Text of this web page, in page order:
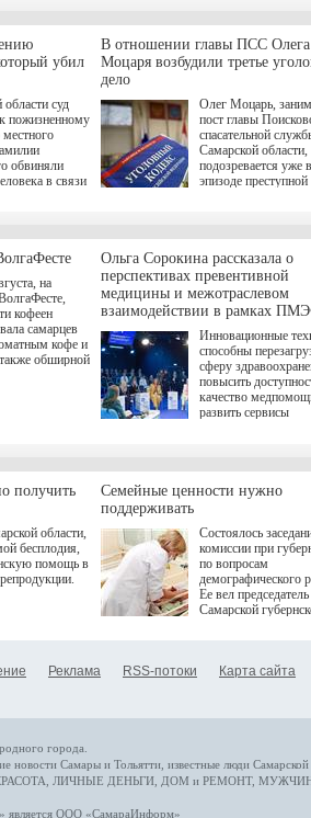
и семьям
которая
7
на трудоустройство
спокойную
мирной жизни.
убил
суд
пожизненному
обвиняли
в связи
В отношении главы ПСС Олега
Моцаря возбудили третье
дело
Олег Моцарь,
пост главы
спасательной
Самарской области,
подозревается уже
эпизоде преступной
а сам он
на
кофеен
самарцев
кофе и
обширной
Ольга Сорокина рассказала о
перспективах превентивной
медицины и межотраслевом
взаимодействии в рамках
Инновационные
способны
сферу
повысить
качество
развить сервисы
определенными
К ним можно
возникающие при
данными
более динамичного
проникновения
сегмент
отраслевое
рассказала Ольга
ходе сессии
качества жизни" в
ПМЭФ 2025. В
получить
области,
бесплодия,
помощь в
Семейные ценности нужно
поддерживать
Состоялось
комиссии при
по вопросам
демографического
Ее вел председатель
Самарской
Реклама RSS-потоки Карта сайта
города.
новости Самары и Тольятти, известные люди
ЛИЧНЫЕ ДЕНЬГИ ДОМ и РЕМОНТ,
является ООО «СамараИнформ»